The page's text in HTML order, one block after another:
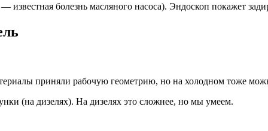
болезнь масляного насоса). Эндоскоп покажет
приняли рабочую геометрию, но на холодном тоже
(на дизелях). На дизелях это сложнее, но мы умеем.